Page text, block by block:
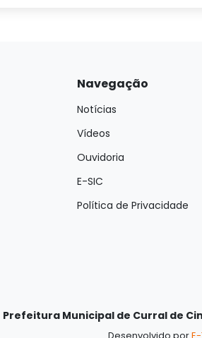
Navegação
Notícias
Vídeos
Ouvidoria
E-SIC
Política de Privacidade
Prefeitura Municipal de Curral de